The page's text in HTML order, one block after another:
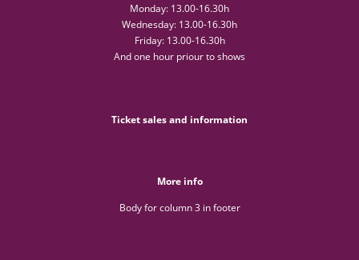
Monday: 13.00-16.30h
Wednesday: 13.00-16.30h
Friday: 13.00-16.30h
And one hour priour to shows
Ticket sales and information
More info
Body for column 3 in footer